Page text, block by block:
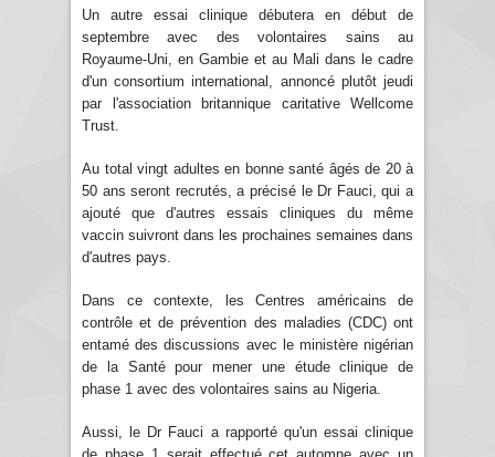
Un autre essai clinique débutera en début de
septembre avec des volontaires sains au
Royaume-Uni, en Gambie et au Mali dans le cadre
d'un consortium international, annoncé plutôt jeudi
par l'association britannique caritative Wellcome
Trust.
Au total vingt adultes en bonne santé âgés de 20 à
50 ans seront recrutés, a précisé le Dr Fauci, qui a
ajouté que d'autres essais cliniques du même
vaccin suivront dans les prochaines semaines dans
d'autres pays.
Dans ce contexte, les Centres américains de
contrôle et de prévention des maladies (CDC) ont
entamé des discussions avec le ministère nigérian
de la Santé pour mener une étude clinique de
phase 1 avec des volontaires sains au Nigeria.
Aussi, le Dr Fauci a rapporté qu'un essai clinique